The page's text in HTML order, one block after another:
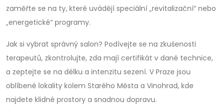
zaměřte se na ty, které uvádějí speciální „revitalizační“ nebo
„energetické“ programy.
Jak si vybrat správný salon? Podívejte se na zkušenosti
terapeutů, zkontrolujte, zda mají certifikát v dané technice,
a zeptejte se na délku a intenzitu sezení. V Praze jsou
oblíbené lokality kolem Starého Města a Vinohrad, kde
najdete klidné prostory a snadnou dopravu.